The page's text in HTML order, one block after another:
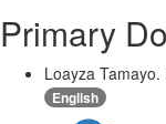
Primary
Loayza
English